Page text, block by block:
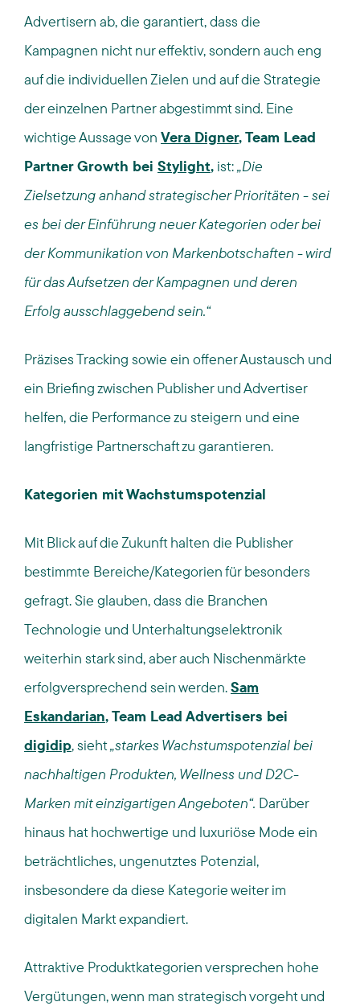
Advertisern ab, die garantiert, dass die
Kampagnen nicht nur effektiv, sondern auch eng
auf die individuellen Zielen und auf die Strategie
der einzelnen Partner abgestimmt sind. Eine
wichtige Aussage von Vera Digner, Team Lead
Partner Growth bei Stylight, ist:„Die
Zielsetzung anhand strategischer Prioritäten - sei
es bei der Einführung neuer Kategorien oder bei
der Kommunikation von Markenbotschaften - wird
für das Aufsetzen der Kampagnen und deren
Erfolg ausschlaggebend sein.“
Präzises Tracking sowie ein offener Austausch und
ein Briefing zwischen Publisher und Advertiser
helfen, die Performance zu steigern und eine
langfristige Partnerschaft zu garantieren.
Kategorien mit Wachstumspotenzial
Mit Blick auf die Zukunft halten die Publisher
bestimmte Bereiche/Kategorien für besonders
gefragt. Sie glauben, dass die Branchen
Technologie und Unterhaltungselektronik
weiterhin stark sind, aber auch Nischenmärkte
erfolgversprechend sein werden.Sam
Eskandarian, Team Lead Advertisers bei
digidip, sieht„starkes Wachstumspotenzial bei
nachhaltigen Produkten, Wellness und D2C-
Marken mit einzigartigen Angeboten“. Darüber
hinaus hat hochwertige und luxuriöse Mode ein
beträchtliches, ungenutztes Potenzial,
insbesondere da diese Kategorie weiter im
digitalen Markt expandiert.
Attraktive Produktkategorien versprechen hohe
Vergütungen, wenn man strategisch vorgeht und